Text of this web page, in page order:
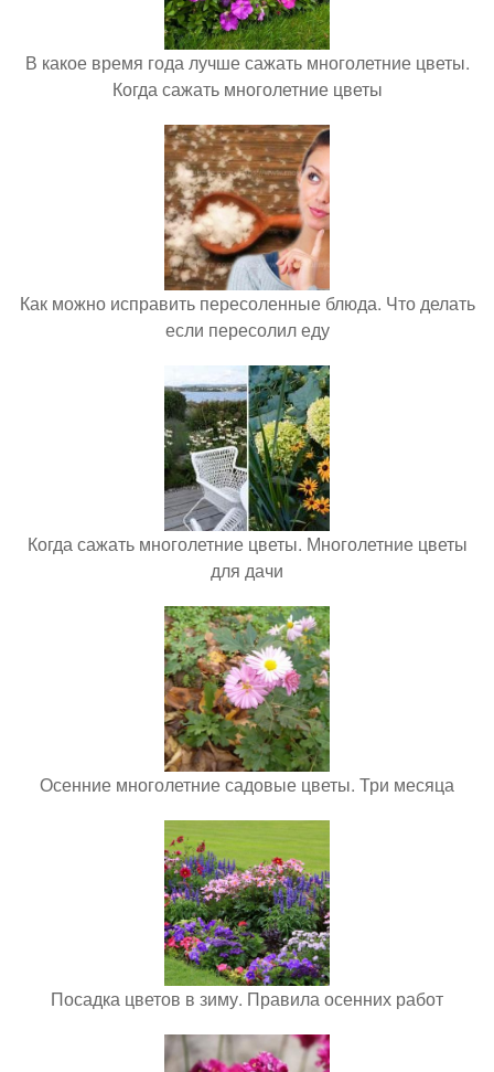
В какое время года лучше сажать многолетние цветы.
Когда сажать многолетние цветы
Как можно исправить пересоленные блюда. Что делать
если пересолил еду
Когда сажать многолетние цветы. Многолетние цветы
для дачи
Осенние многолетние садовые цветы. Три месяца
Посадка цветов в зиму. Правила осенних работ